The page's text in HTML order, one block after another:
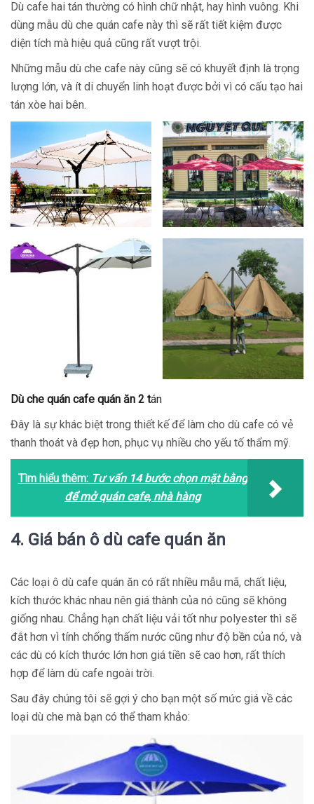
Dù cafe hai tán thường có hình chữ nhật, hay hình vuông. Khi
dùng mẫu dù che quán cafe này thì sẽ rất tiết kiệm được
diện tích mà hiệu quả cũng rất vượt trội.
Những mẫu dù che cafe này cũng sẽ có khuyết định là trọng
lượng lớn, và ít di chuyển linh hoạt được bởi vì có cấu tạo hai
tán xòe hai bên.
Dù che quán cafe quán ăn 2 tán
Đây là sự khác biệt trong thiết kế để làm cho dù cafe có vẻ
thanh thoát và đẹp hơn, phục vụ nhiều cho yếu tố thẩm mỹ.
Tìm hiểu thêm:Tư vấn 14 bước chọn mặt bằng
để mở quán cafe, nhà hàng
4. Giá bán ô dù cafe quán ăn
Các loại ô dù cafe quán ăn có rất nhiều mẫu mã, chất liệu,
kích thước khác nhau nên giá thành của nó cũng sẽ không
giống nhau. Chẳng hạn chất liệu vải tốt như polyester thì sẽ
đắt hơn vì tính chống thấm nước cũng như độ bền của nó, và
các dù có kích thước lớn hơn giá tiền sẽ cao hơn, rất thích
hợp để làm dù cafe ngoài trời.
Sau đây chúng tôi sẽ gợi ý cho bạn một số mức giá về các
loại dù che mà bạn có thể tham khảo: